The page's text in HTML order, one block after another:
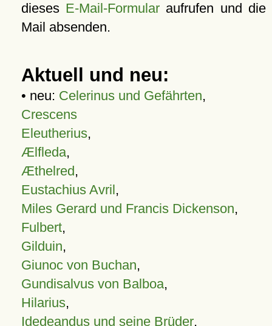
dieses E-Mail-Formular aufrufen und die
Mail absenden.
Aktuell und neu:
• neu: Celerinus und Gefährten,
Crescens
Eleutherius,
Ælfleda,
Æthelred,
Eustachius Avril,
Miles Gerard und Francis Dickenson,
Fulbert,
Gilduin,
Giunoc von Buchan,
Gundisalvus von Balboa,
Hilarius,
Idedeandus und seine Brüder,